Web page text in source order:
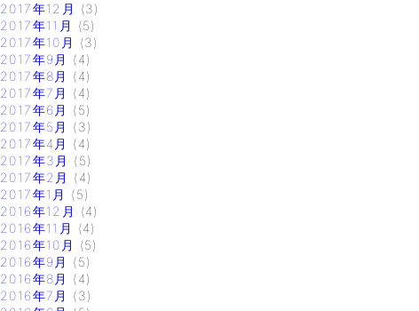
2017年12月
(3)
2017年11月
(5)
2017年10月
(3)
2017年9月
(4)
2017年8月
(4)
2017年7月
(4)
2017年6月
(5)
2017年5月
(3)
2017年4月
(4)
2017年3月
(5)
2017年2月
(4)
2017年1月
(5)
2016年12月
(4)
2016年11月
(4)
2016年10月
(5)
2016年9月
(5)
2016年8月
(4)
2016年7月
(3)